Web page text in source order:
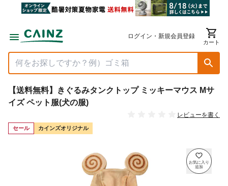
ログイン・新規会員登録
カート
【送料無料】きぐるみタンクトップ ミッキーマウス Mサ
イズ ペット服(犬の服)
レビューを書く
セール カインズオリジナル